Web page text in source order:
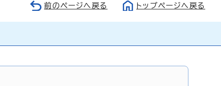
前のページへ戻る トップページへ戻る